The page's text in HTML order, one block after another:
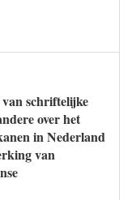
schriftelijke
over het
in Nederland
van